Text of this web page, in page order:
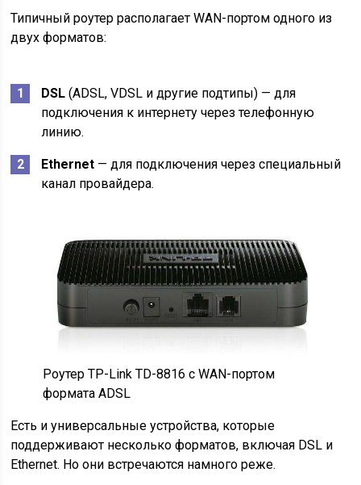
Типичный роутер располагает WAN-портом одного из
двух форматов:
DSL(ADSL, VDSL и другие подтипы) — для
подключения к интернету через телефонную
линию.
Ethernet — для подключения через специальный
канал провайдера.
Роутер TP-Link TD-8816 с WAN-портом
формата ADSL
Есть и универсальные устройства, которые
поддерживают несколько форматов, включая DSL и
Ethernet. Но они встречаются намного реже.